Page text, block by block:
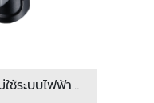
ช้ระบบไฟฟ้า